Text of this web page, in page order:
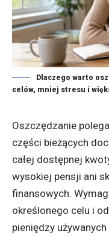
Dlaczego warto
celów, mniej stresu i
Oszczędzanie
części bieżących
całej dostępnej
wysokiej pensji ani
finansowych.
określonego celu i
pieniędzy